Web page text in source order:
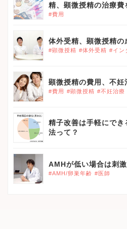
精、顕微授精の治療費
#費用
体外受精、顕微授精の
#顕微授精 #体外受精 #イン
顕微授精の費用、不妊
#費用 #顕微授精 #不妊治療
精子改善は手軽にで
法って？
AMHが低い場合は刺
#AMH/卵巣年齢 #医師